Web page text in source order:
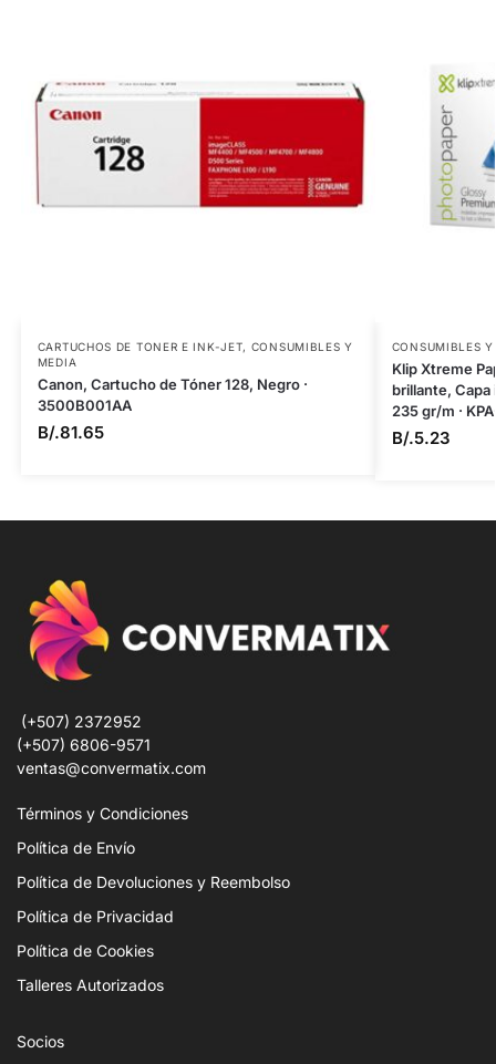
CARTUCHOS DE TONER E INK-JET, CONSUMIBLES Y
MEDIA
Canon, Cartucho de Tóner 128, Negro ·
3500B001AA
B/.81.65
CONSUMIBLES
Klip Xtreme
brillante,
235 gr/m ·
B/.5.23
(+507) 2372952
(+507) 6806-9571
ventas@convermatix.com
Términos y Condiciones
Política de Envío
Política de Devoluciones y Reembolso
Política de Privacidad
Política de Cookies
Talleres Autorizados
Socios